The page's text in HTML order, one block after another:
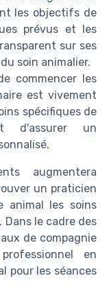
les objectifs de
prévus et les
sur ses
soin animalier.
commencer les
est vivement
spécifiques de
d'assurer un
augmentera
un praticien
animal les soins
le cadre des
de compagnie
en
pour les séances